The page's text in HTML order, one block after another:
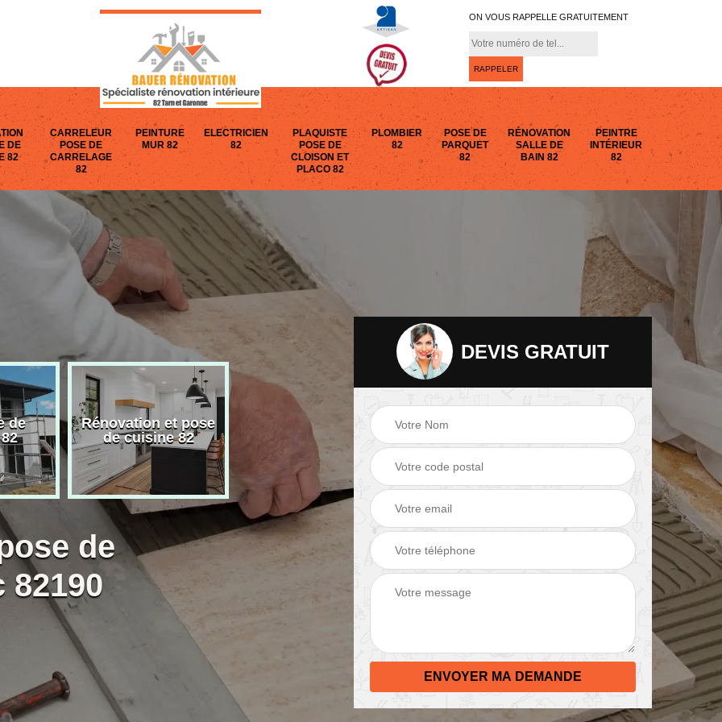
ON VOUS RAPPELLE GRATUITEMENT
DE
82
CARRELEUR
POSE DE
CARRELAGE
82
PEINTURE
MUR 82
ELECTRICIEN
82
PLAQUISTE
POSE DE
CLOISON ET
PLACO 82
PLOMBIER
82
POSE DE
PARQUET
82
RÉNOVATION
SALLE DE
BAIN 82
PEINTRE
INTÉRIEUR
82
de
Rénovation et pose
de cuisine 82
Carreleur pose de
carrelage 82
Peinture mur 82 Electricien 82
de
82190
DEVIS GRATUIT